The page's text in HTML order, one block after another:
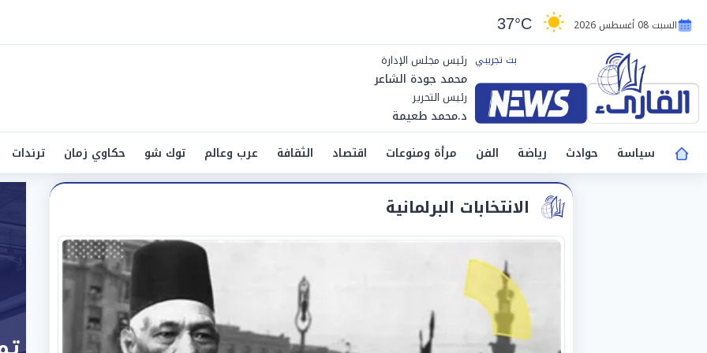
السبت 08 أغسطس 2026 37°C
رئيس مجلس الإدارة
محمد جودة الشاعر
رئيس التحرير
د.محمد طعيمة
سياسة
حوادث رياضة الفن مرأة ومنوعات اقتصاد الثقافة عرب وعالم توك شو حكاوي زمان ترندات
الانتخابات البرلمانية